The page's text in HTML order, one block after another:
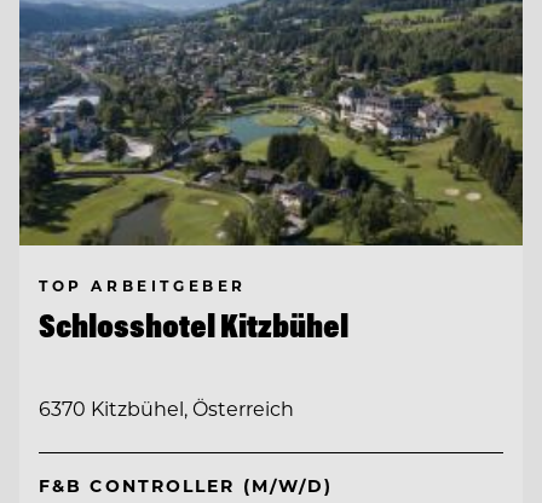
TOP ARBEITGEBER
Schlosshotel Kitzbühel
6370 Kitzbühel, Österreich
F&B CONTROLLER (M/W/D)